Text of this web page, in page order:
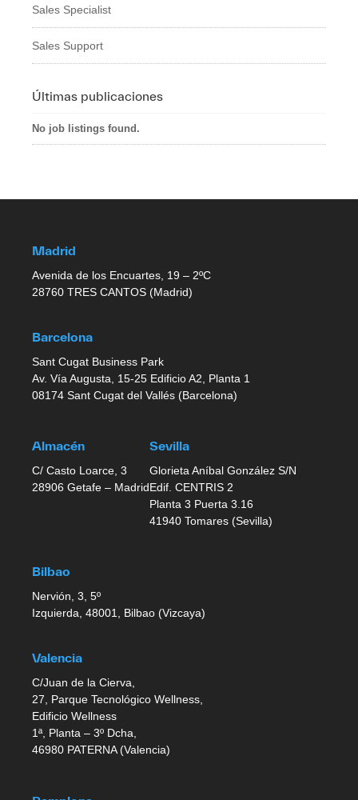
Sales Specialist
Sales Support
Últimas publicaciones
No job listings found.
Madrid
Avenida de los Encuartes, 19 – 2ºC
28760 TRES CANTOS (Madrid)
Barcelona
Sant Cugat Business Park
Av. Vía Augusta, 15-25 Edificio A2, Planta 1
08174 Sant Cugat del Vallés (Barcelona)
Almacén
C/ Casto Loarce, 3
28906 Getafe – Madrid
Sevilla
Glorieta Aníbal González S/N
Edif. CENTRIS 2
Planta 3 Puerta 3.16
41940 Tomares (Sevilla)
Bilbao
Nervión, 3, 5º
Izquierda, 48001, Bilbao (Vizcaya)
Valencia
C/Juan de la Cierva,
27, Parque Tecnológico Wellness,
Edificio Wellness
1ª, Planta – 3º Dcha,
46980 PATERNA (Valencia)